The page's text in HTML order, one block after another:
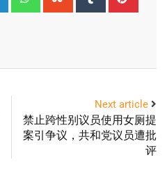
Next article
禁止跨性别议员使用女厕提
案引争议，共和党议员遭批
评